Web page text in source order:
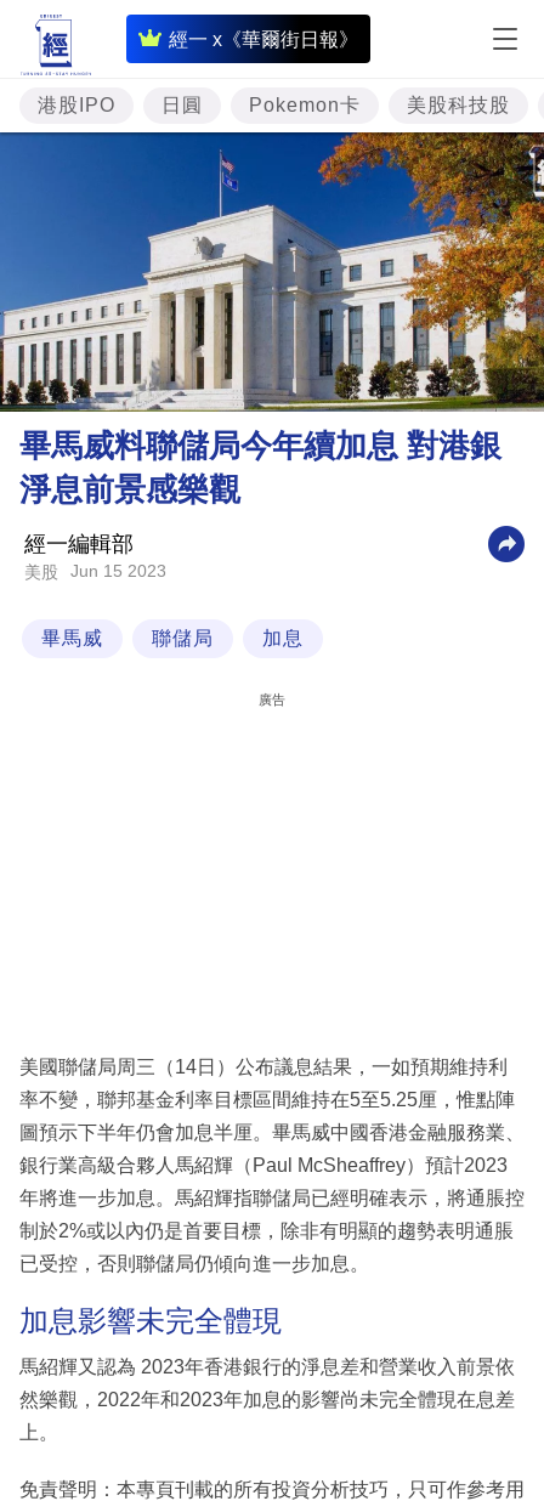
經一 x《華爾街日報》
即
時
財
經
資
市
理
財
商
科
區
港股IPO 日圓 Pokemon卡 美股科技股
畢馬威料聯儲局今年續加息 對港銀
淨息前景感樂觀
經一編輯部
美股 Jun 15 2023
畢馬威 聯儲局 加息
廣告
美國聯儲局周三（14日）公布議息結果，一如預期維持利
率不變，聯邦基金利率目標區間維持在5至5.25厘，惟點陣
圖預示下半年仍會加息半厘。畢馬威中國香港金融服務業、
銀行業高級合夥人馬紹輝（Paul McSheaffrey）預計2023
年將進一步加息。馬紹輝指聯儲局已經明確表示，將通脹控
制於2%或以內仍是首要目標，除非有明顯的趨勢表明通脹
已受控，否則聯儲局仍傾向進一步加息。
加息影響未完全體現
馬紹輝又認為 2023年香港銀行的淨息差和營業收入前景依
然樂觀，2022年和2023年加息的影響尚未完全體現在息差
上。
免責聲明：本專頁刊載的所有投資分析技巧，只可作參考用